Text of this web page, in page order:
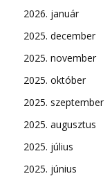
2026. január
2025. december
2025. november
2025. október
2025. szeptember
2025. augusztus
2025. július
2025. június